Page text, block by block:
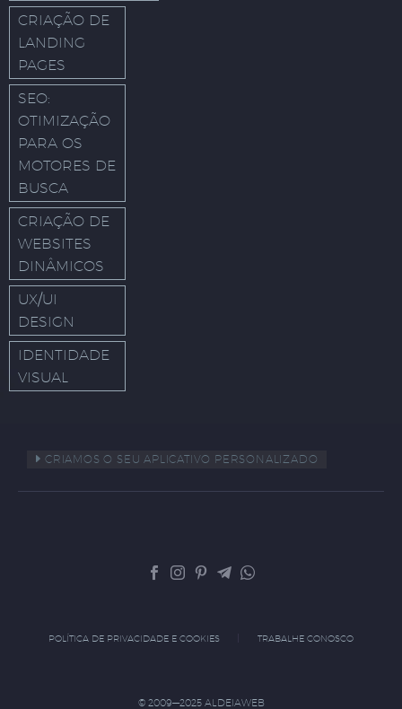
CRIAÇÃO DE
LANDING
PAGES
SEO:
OTIMIZAÇÃO
PARA OS
MOTORES DE
BUSCA
CRIAÇÃO DE
WEBSITES
DINÂMICOS
UX/UI
DESIGN
IDENTIDADE
VISUAL
CRIAMOS O SEU APLICATIVO PERSONALIZADO
POLÍTICA DE PRIVACIDADE E COOKIES TRABALHE CONOSCO
© 2009—2025 ALDEIAWEB